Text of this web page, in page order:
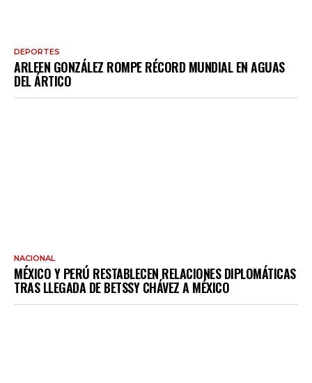
DEPORTES
ARLEEN GONZÁLEZ ROMPE RÉCORD MUNDIAL EN AGUAS
DEL ÁRTICO
NACIONAL
MÉXICO Y PERÚ RESTABLECEN RELACIONES DIPLOMÁTICAS
TRAS LLEGADA DE BETSSY CHÁVEZ A MÉXICO